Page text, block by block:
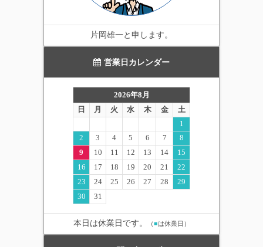
片岡雄一と申します。
営業日カレンダー
2026年8月
日
月 火 水 木 金
土
1
2
3 4 5 6 7
8
9
10 11 12 13 14
15
16
17 18 19 20 21
22
23
24 25 26 27 28
29
30
31
本日は休業日です。 （■は休業日）